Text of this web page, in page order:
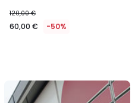
120,00 €
60,00 € -50%
Nouveau